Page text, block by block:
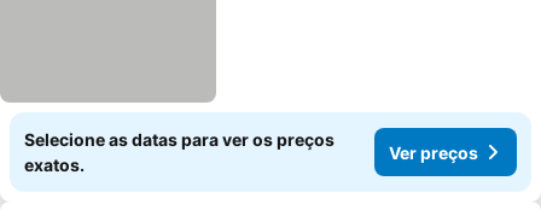
Selecione as datas para ver os preços
exatos.
Ver preços